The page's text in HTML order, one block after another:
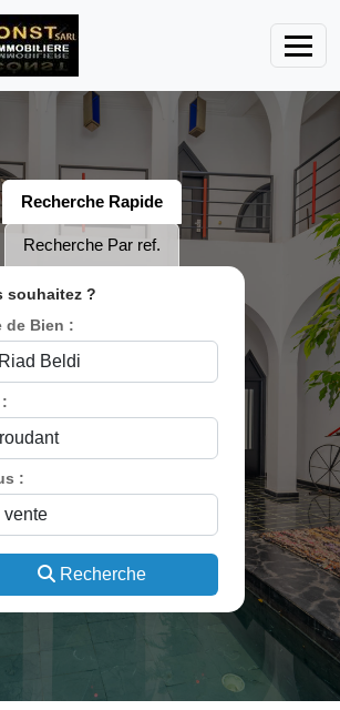
Recherche Rapide
Recherche Par ref.
souhaitez ?
de Bien :
:
Recherche